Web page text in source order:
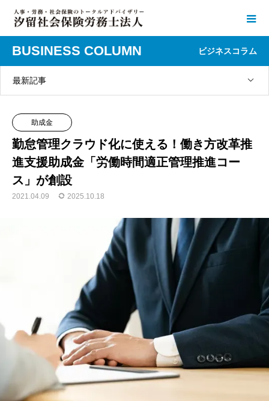
BUSINESS COLUMN ビジネスコラム
最新記事
助成金
勤怠管理クラウド化に使える！働き方改革推
進支援助成金「労働時間適正管理推進コー
ス」が創設
2021.04.09 2025.10.18